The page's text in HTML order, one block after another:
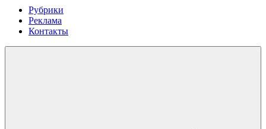
Рубрики
Реклама
Контакты